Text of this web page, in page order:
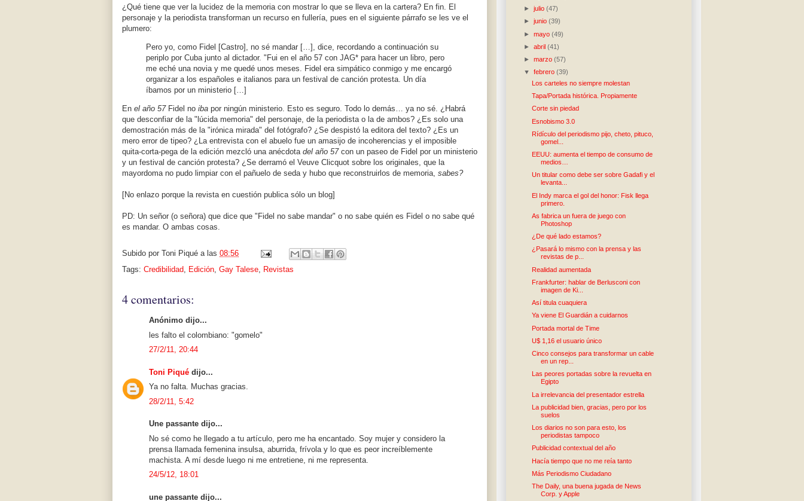
¿Qué tiene que ver la lucidez de la memoria con mostrar lo que se lleva en la cartera? En fin. El
personaje y la periodista transforman un recurso en fullería, pues en el siguiente párrafo se les ve el
plumero:
Pero yo, como Fidel [Castro], no sé mandar […], dice, recordando a continuación su
periplo por Cuba junto al dictador. "Fui en el año 57 con JAG* para hacer un libro, pero
me eché una novia y me quedé unos meses. Fidel era simpático conmigo y me encargó
organizar a los españoles e italianos para un festival de canción protesta. Un día
íbamos por un ministerio […]
En el año 57Fidel no iba por ningún ministerio. Esto es seguro. Todo lo demás… ya no sé. ¿Habrá
que desconfiar de la "lúcida memoria" del personaje, de la periodista o la de ambos? ¿Es solo una
demostración más de la "irónica mirada" del fotógrafo? ¿Se despistó la editora del texto? ¿Es un
mero error de tipeo? ¿La entrevista con el abuelo fue un amasijo de incoherencias y el imposible
quita-corta-pega de la edición mezcló una anécdota del año 57con un paseo de Fidel por un ministerio
y un festival de canción protesta? ¿Se derramó el Veuve Clicquot sobre los originales, que la
mayordoma no pudo limpiar con el pañuelo de seda y hubo que reconstruirlos de memoria, sabes?
[No enlazo porque la revista en cuestión publica sólo un blog]
PD: Un señor (o señora) que dice que "Fidel no sabe mandar" o no sabe quién es Fidel o no sabe qué
es mandar. O ambas cosas.
Subido por Toni Piqué a las 08:56
Tags: Credibilidad, Edición, Gay Talese, Revistas
4 comentarios:
Anónimo dijo...
les falto el colombiano: "gomelo"
27/2/11, 20:44
Toni Piqué dijo...
Ya no falta. Muchas gracias.
28/2/11, 5:42
Une passante dijo...
No sé como he llegado a tu artículo, pero me ha encantado. Soy mujer y considero la
prensa llamada femenina insulsa, aburrida, frívola y lo que es peor increíblemente
machista. A mí desde luego ni me entretiene, ni me representa.
24/5/12, 18:01
une passante dijo...
►julio(47)
►junio(39)
►mayo(49)
►abril(41)
►marzo(57)
▼febrero(39)
Los carteles no siempre molestan
Tapa/Portada histórica. Propiamente
Corte sin piedad
Esnobismo 3.0
Rídículo del periodismo pijo, cheto, pituco,
gomel...
EEUU: aumenta el tiempo de consumo de
medios…
Un titular como debe ser sobre Gadafi y el
levanta...
El Indy marca el gol del honor: Fisk llega
primero.
As fabrica un fuera de juego con
Photoshop
¿De qué lado estamos?
¿Pasará lo mismo con la prensa y las
revistas de p...
Realidad aumentada
Frankfurter: hablar de Berlusconi con
imagen de Ki...
Así titula cuaquiera
Ya viene El Guardián a cuidarnos
Portada mortal de Time
U$ 1,16 el usuario único
Cinco consejos para transformar un cable
en un rep...
Las peores portadas sobre la revuelta en
Egipto
La irrelevancia del presentador estrella
La publicidad bien, gracias, pero por los
suelos
Los diarios no son para esto, los
periodistas tampoco
Publicidad contextual del año
Hacía tiempo que no me reía tanto
Más Periodismo Ciudadano
The Daily, una buena jugada de News
Corp. y Apple